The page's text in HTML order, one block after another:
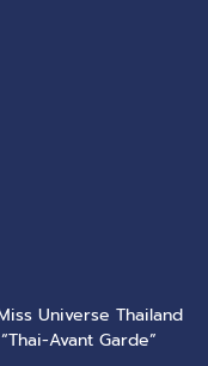
Universe Thailand
Avant Garde”